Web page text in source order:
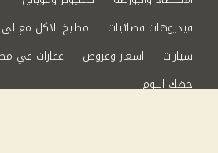
فيديوهات فضائيات
مطبخ الاكل مع
سيارات
اسعار وعروض عقارات في
حظك اليوم